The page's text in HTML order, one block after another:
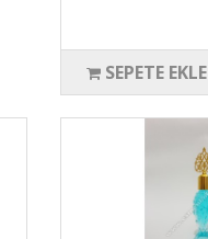
SEPETE EKLE